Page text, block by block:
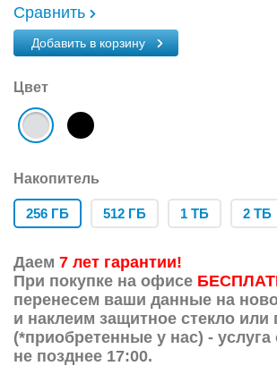
Сравнить
Добавить в корзину
Цвет
Накопитель
256 ГБ 512 ГБ 1 ТБ 2 ТБ
Даем 7 лет гарантии!
При покупке на офисе
перенесем ваши данные на
и наклеим защитное стекло или
(*приобретенные у нас) - услуга
не позднее 17:00.